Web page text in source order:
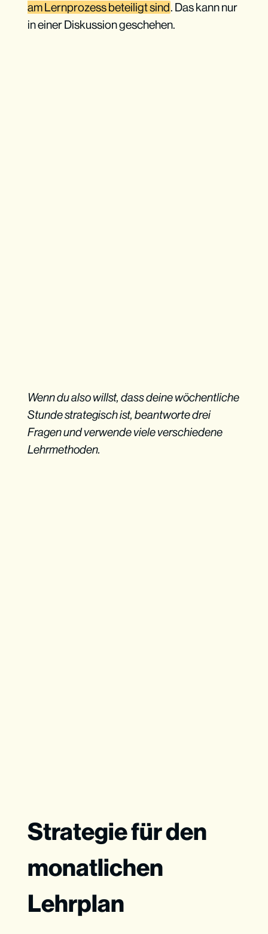
am Lernprozess beteiligt sind. Das kann nur
in einer Diskussion geschehen.
Wenn du also willst, dass deine wöchentliche
Stunde strategisch ist, beantworte drei
Fragen und verwende viele verschiedene
Lehrmethoden.
Strategie für den
monatlichen
Lehrplan